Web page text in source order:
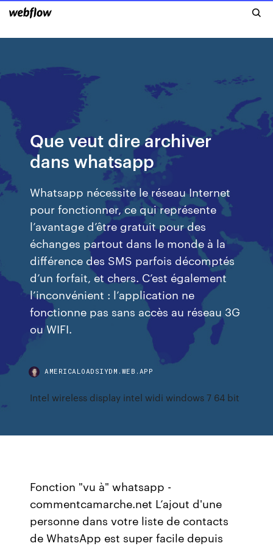
Que veut dire archiver
dans whatsapp
Whatsapp nécessite le réseau Internet
pour fonctionner, ce qui représente
l’avantage d’être gratuit pour des
échanges partout dans le monde à la
différence des SMS parfois décomptés
d’un forfait, et chers. C’est également
l’inconvénient : l’application ne
fonctionne pas sans accès au réseau 3G
ou WIFI.
AMERICALOADSIYDM.WEB.APP
Intel wireless display intel widi windows 7 64 bit
Fonction "vu à" whatsapp -
commentcamarche.net L’ajout d'une
personne dans votre liste de contacts
de WhatsApp est super facile depuis